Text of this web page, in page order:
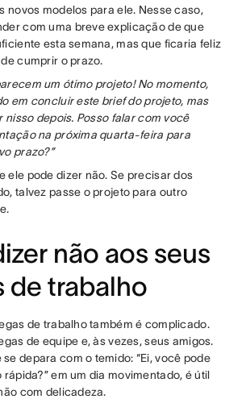
novos modelos para ele. Nesse caso,
com uma breve explicação de que
esta semana, mas que ficaria feliz
cumprir o prazo.
um ótimo projeto! No momento,
em concluir este brief do projeto, mas
nisso depois. Posso falar com você
na próxima quarta-feira para
prazo?”
ele pode dizer não. Se precisar dos
talvez passe o projeto para outro
não aos seus
de trabalho
de trabalho também é complicado.
de equipe e, às vezes, seus amigos.
depara com o temido: “Ei, você pode
em um dia movimentado, é útil
com delicadeza.